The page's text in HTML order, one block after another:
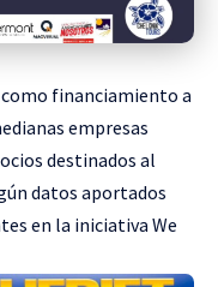
financiamiento a
empresas
destinados al
datos aportados
en la iniciativa We